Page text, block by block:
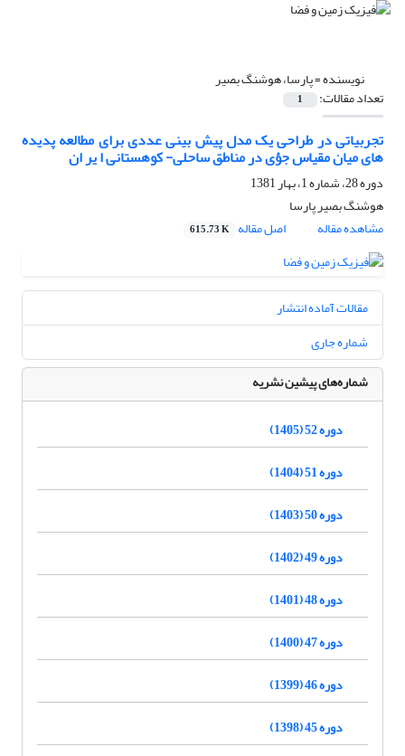
نویسنده =پارسا، هوشنگ بصیر
تعداد مقالات: 1
تجربیاتی در طراحی یک مدل پیش بینی عددی برای مطالعه پدیده
های میان مقیاس جؤی در مناطق ساحلی- کوهستانی ا یر ان
دوره 28، شماره 1، بهار 1381
هوشنگ بصیر پارسا
مشاهده مقاله
اصل مقاله 615.73 K
مقالات آماده انتشار
شماره جاری
شماره‌های پیشین نشریه
دوره 52 (1405)
دوره 51 (1404)
دوره 50 (1403)
دوره 49 (1402)
دوره 48 (1401)
دوره 47 (1400)
دوره 46 (1399)
دوره 45 (1398)